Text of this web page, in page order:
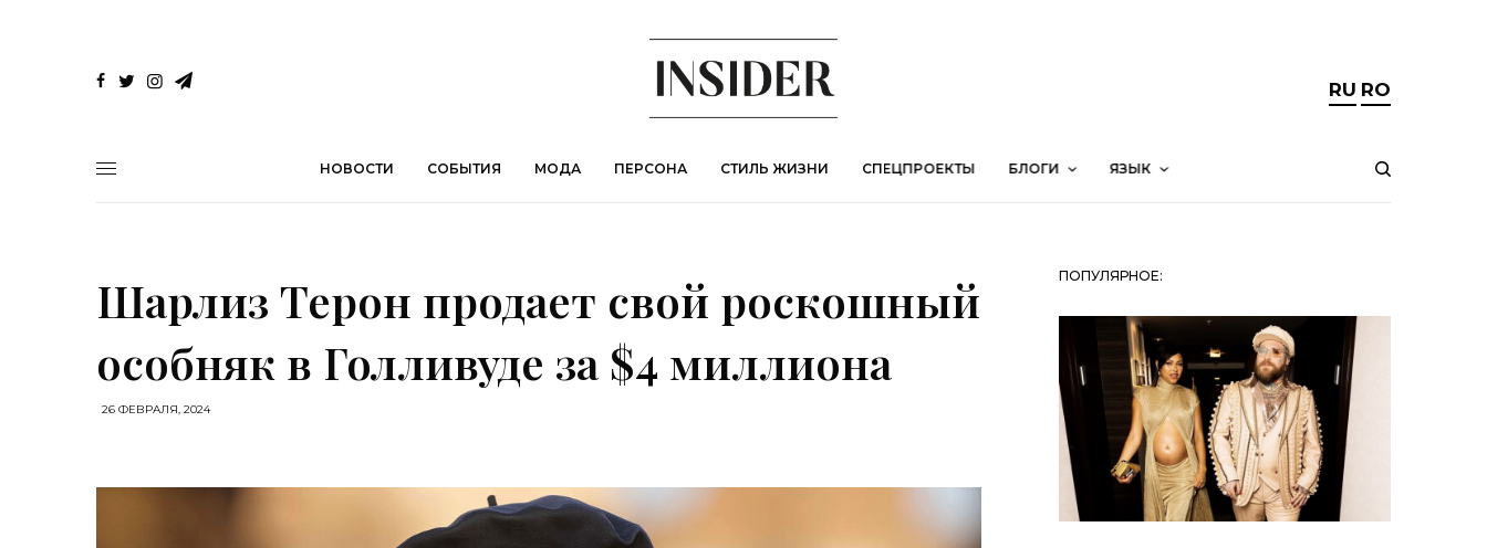
RU RO
НОВОСТИ СОБЫТИЯ МОДА ПЕРСОНА СТИЛЬ ЖИЗНИ СПЕЦПРОЕКТЫ БЛОГИ ЯЗЫК
Шарлиз Терон продает свой роскошный
особняк в Голливуде за $4 миллиона
26 ФЕВРАЛЯ, 2024
ПОПУЛЯРНОЕ: